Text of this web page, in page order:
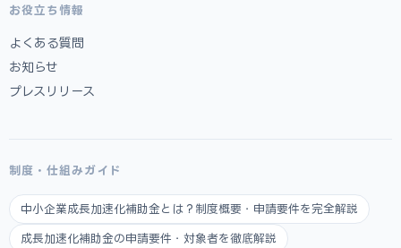
お役立ち情報
よくある質問
お知らせ
プレスリリース
制度・仕組みガイド
中小企業成長加速化補助金とは？制度概要・申請要件を完全解説
成長加速化補助金の申請要件・対象者を徹底解説